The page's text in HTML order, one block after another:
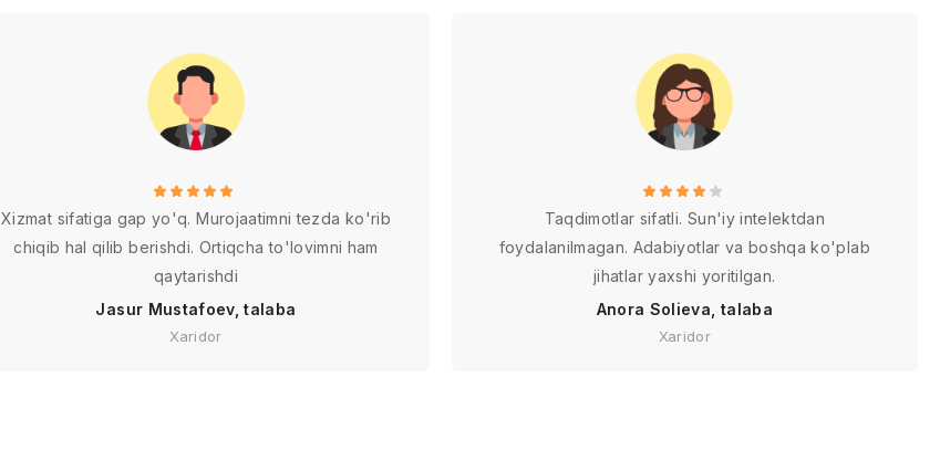
Xizmat sifatiga gap yo'q. Murojaatimni tezda ko'rib
chiqib hal qilib berishdi. Ortiqcha to'lovimni ham
qaytarishdi
Jasur Mustafoev, talaba
Xaridor
Taqdimotlar sifatli. Sun'iy intelektdan
foydalanilmagan. Adabiyotlar va boshqa ko'plab
jihatlar yaxshi yoritilgan.
Anora Solieva, talaba
Xaridor